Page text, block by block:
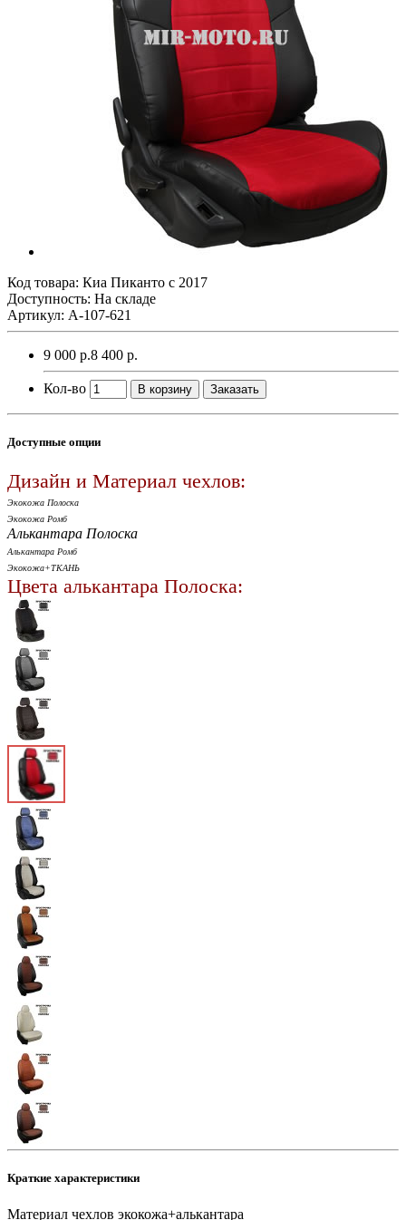
Код товара: Киа Пиканто с 2017
Доступность: На складе
Артикул: A-107-621
9 000 р.8 400 р.
Кол-во В корзину Заказать
Доступные опции
Дизайн и Материал чехлов:
Экокожа Полоска
Экокожа Ромб
Алькантара Полоска
Алькантара Ромб
Экокожа+ТКАНЬ
Цвета алькантара Полоска:
Краткие характеристики
Материал чехлов экокожа+алькантара